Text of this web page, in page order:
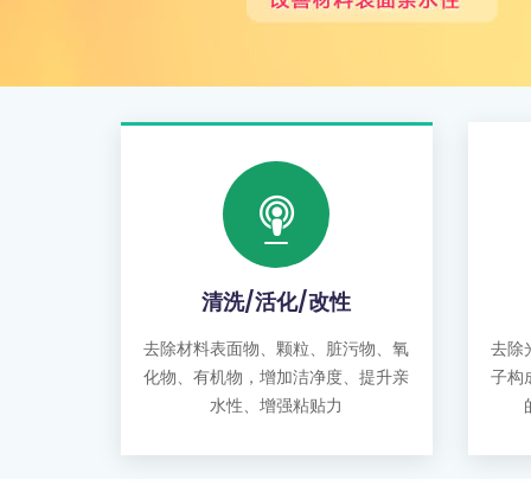
清洗/活化/改性
去除材料表面物、颗粒、脏污物、氧
化物、有机物，增加洁净度、提升亲
水性、增强粘贴力
去除
子构